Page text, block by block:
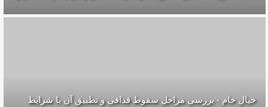
خیال خام - بررسی مراحل سقوط قذافی و تطبیق آن با شرایط